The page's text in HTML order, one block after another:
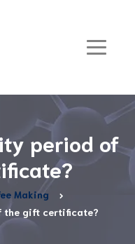
period of
Making
the gift certificate?